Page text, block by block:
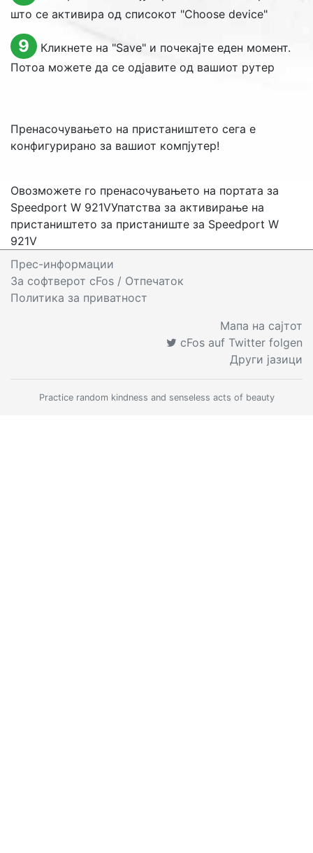
што се активира од списокот "Choose device"
9 Кликнете на "Save" и почекајте еден момент.
Потоа можете да се одјавите од вашиот рутер
Пренасочувањето на пристаништето сега е
конфигурирано за вашиот компјутер!
Овозможете го пренасочувањето на портата за
Speedport W 921VУпатства за активирање на
пристаништето за пристаниште за Speedport W
921V
Прес-информации
За софтверот cFos / Отпечаток
Политика за приватност
Мапа на сајтот
cFos auf Twitter folgen
Други јазици
Practice random kindness and senseless acts of beauty